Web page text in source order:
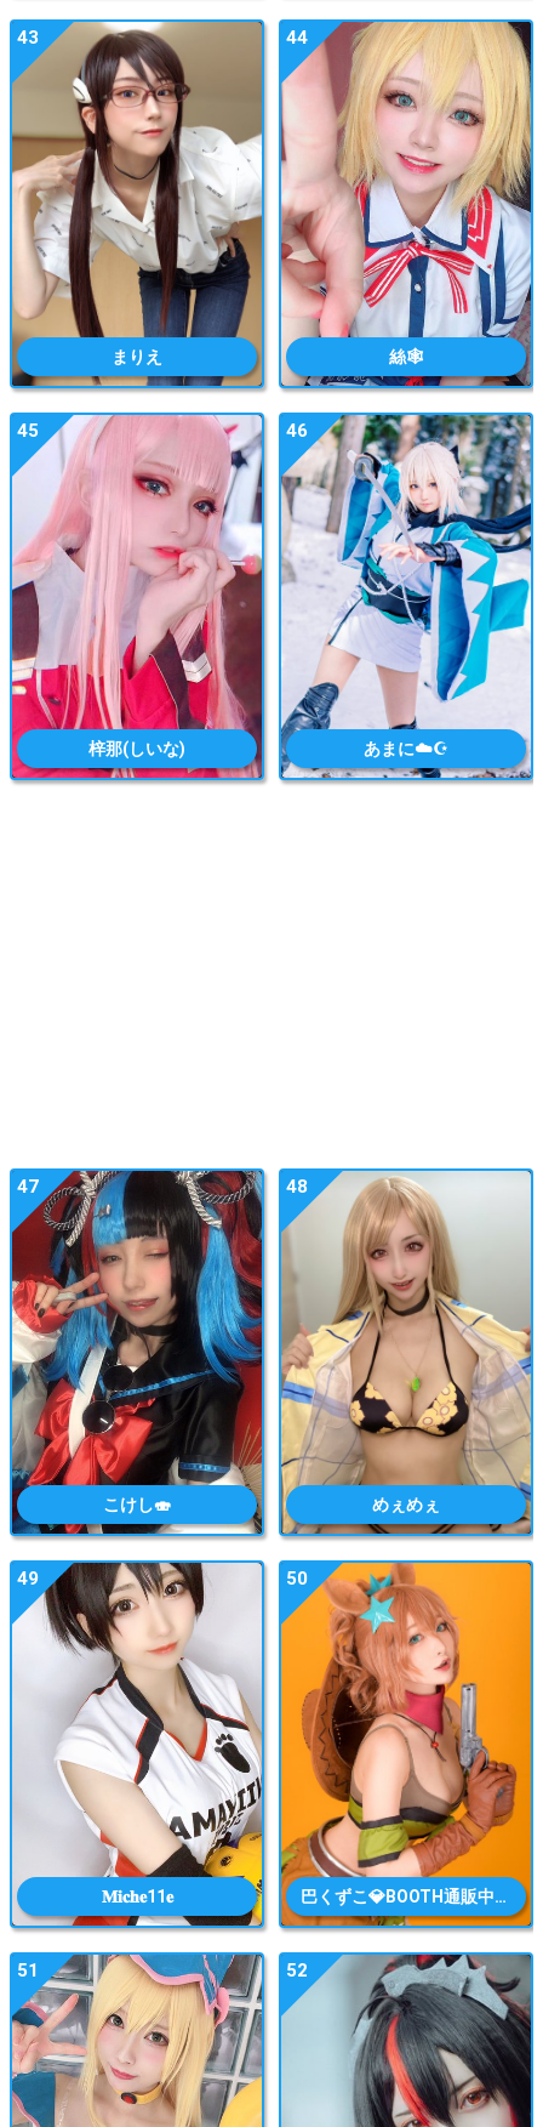
まりえ
43
絲🕸️
44
梓那(しいな)
45
あまに☁️☪️
46
こけし🍣
47
めぇめぇ
48
𝐌𝐢𝐜𝐡𝐞11𝐞
49
巴くずこ💎BOOTH通販中📦
50
51 52